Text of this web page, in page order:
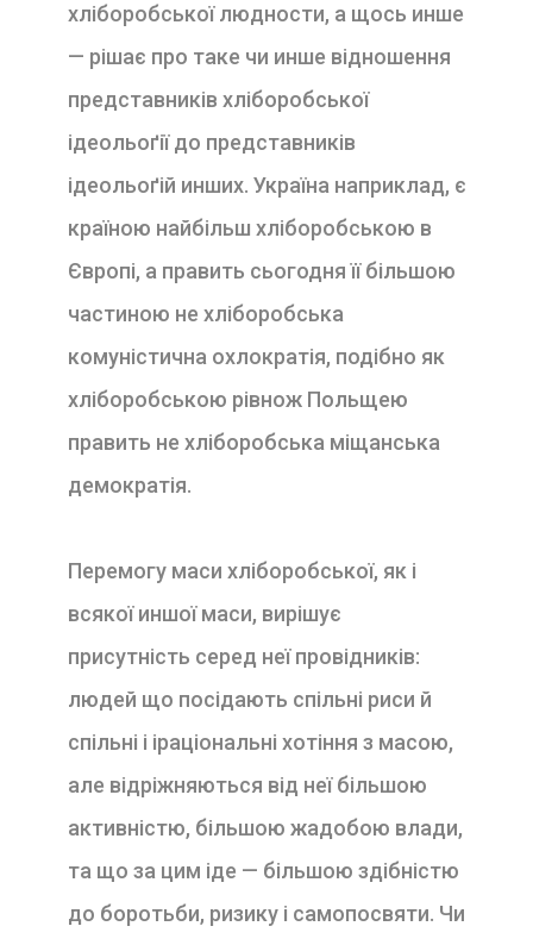
хліборобської людности, а щось инше
— рішає про таке чи инше відношення
представників хліборобської
ідеольоґії до представників
ідеольоґій инших. Україна наприклад, є
країною найбільш хліборобською в
Європі, а править сьогодня її більшою
частиною не хліборобська
комуністична охлократія, подібно як
хліборобською рівнож Польщею
править не хліборобська міщанська
демократія.
Перемогу маси хліборобської, як і
всякої иншої маси, вирішує
присутність серед неї провідників:
людей що посідають спільні риси й
спільні і іраціональні хотіння з масою,
але відріжняються від неї більшою
активністю, більшою жадобою влади,
та що за цим іде — більшою здібністю
до боротьби, ризику і самопосвяти. Чи